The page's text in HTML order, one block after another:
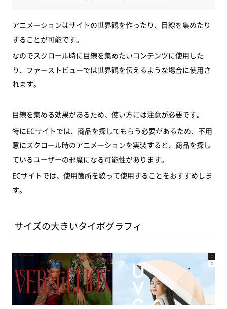
アニメーションはサイトの世界観を作ったり、目線を集めたり
することが可能です。
なのでスクロール時に目線を集めたいコンテンツに使用した
り、ファーストビューでは世界観を伝えるような場合に使用さ
れます。
目線を集める効果があるため、使い方には注意が必要です。
特にECサイトでは、商品を探してもらう必要があるため、不用
意にスクロール時のアニメーションを実装すると、商品を探し
ているユーザーの邪魔になる可能性があります。
ECサイトでは、使用箇所を絞って使用することをおすすめしま
す。
サイズの大きいタイポグラフィ